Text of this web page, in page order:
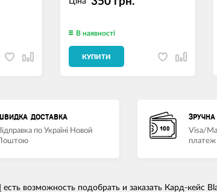
В наявності
КУПИТИ
ДОСТАВКА
по Україні Новой
Visa/
платеж
есть возможность подобрать и заказать Кард-кейс